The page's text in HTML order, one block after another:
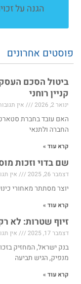
הגנה על
פוסטים אחרונים
ביטול הסכם
קניין רוחני
ינואר 2, 2026 אין
האם עובד בחברת
החברה ולתנאי
קרא עוד »
שם בדוי וזכות
דצמבר 26, 2025 אין
יוצר מסתתר מאחורי
קרא עוד »
זיוף שטרות: לא
דצמבר 17, 2025 אין
בנק ישראל, המחזיק
מנפיק, הגיש תביעה
קרא עוד »